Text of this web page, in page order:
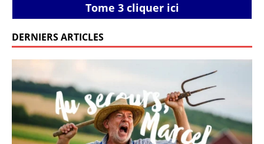
Tome 3 cliquer ici
DERNIERS ARTICLES